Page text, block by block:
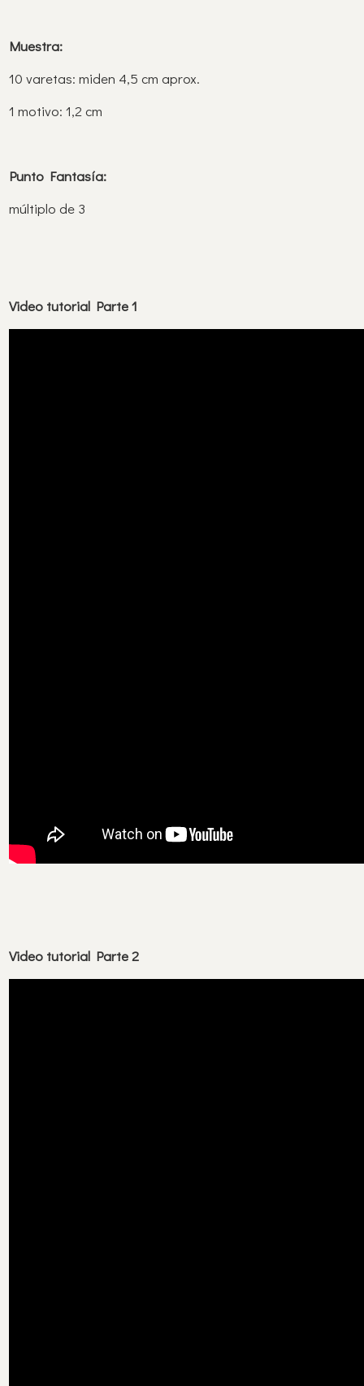
Muestra:
10 varetas: miden 4,5 cm aprox.
1 motivo: 1,2 cm
Punto Fantasía:
múltiplo de 3
Video tutorial Parte 1
Video tutorial Parte 2